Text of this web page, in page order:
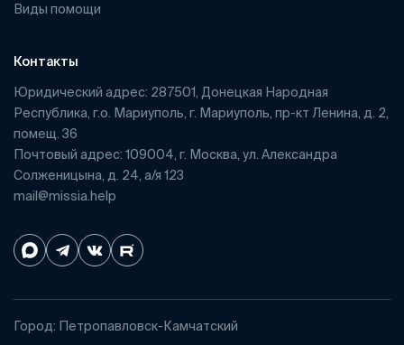
Виды помощи
Контакты
Юридический адрес: 287501, Донецкая Народная
Республика, г.о. Мариуполь, г. Мариуполь, пр-кт Ленина, д. 2,
помещ. 36
Почтовый адрес: 109004, г. Москва, ул. Александра
Солженицына, д. 24, а/я 123
mail@missia.help
Город: Петропавловск-Камчатский